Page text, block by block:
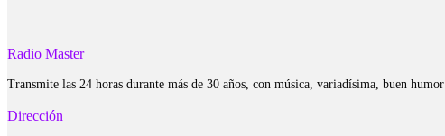
Radio Master
Transmite las 24 horas durante más de 30 años, con música, variadísima, buen
Dirección